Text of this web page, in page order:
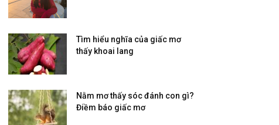
Tìm hiểu nghĩa của giấc mơ
thấy khoai lang
Nằm mơ thấy sóc đánh con gì?
Điềm báo giấc mơ